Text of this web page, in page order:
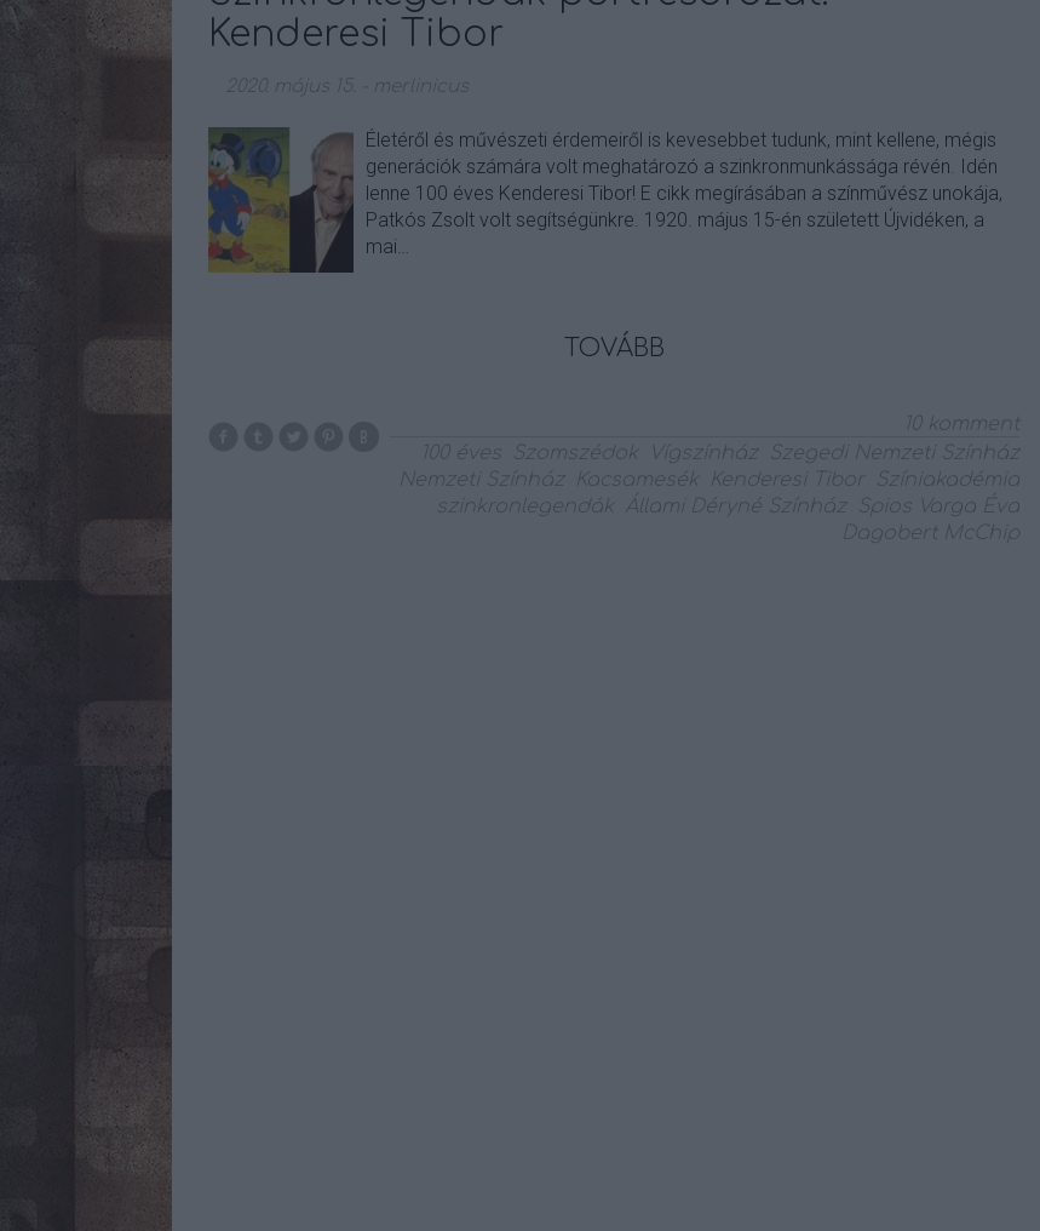
Kenderesi Tibor
2020. május 15. merlinicus
Életéről és művészeti érdemeiről is kevesebbet tudunk, mint kellene, mégis
generációk számára volt meghatározó a szinkronmunkássága révén. Idén
lenne 100 éves Kenderesi Tibor! E cikk megírásában a színművész unokája,
Patkós Zsolt volt segítségünkre. 1920. május 15-én született Újvidéken, a
mai…
TOVÁBB
10 komment
100 éves
Szomszédok Vígszínház
Szegedi Nemzeti Színház
Nemzeti Színház
Kacsamesék Kenderesi Tibor
Színiakadémia
szinkronlegendák
Állami Déryné Színház
Spios Varga Éva
Dagobert McChip